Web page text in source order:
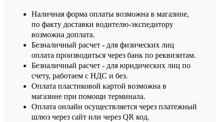
Наличная форма оплаты возможна в магазине,
по факту доставки водителю-экспедитору
возможна доплата.
Безналичный расчет - для физических лиц
оплата производиться через банк по реквизитам.
Безналичный расчет - для юридических лиц по
счету, работаем с НДС и без.
Оплата пластиковой картой возможна в
магазине при помощи терминала.
Оплата онлайн осуществляется через платежный
шлюз через сайт или через QR код.